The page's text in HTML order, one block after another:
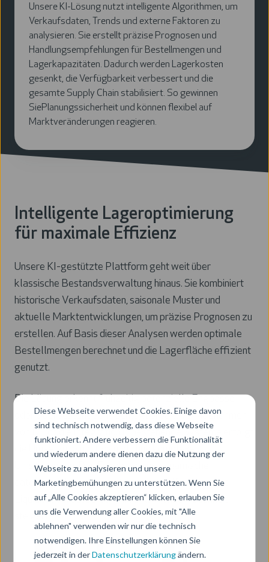
Diese Webseite verwendet Cookies. Einige davon
sind technisch notwendig, dass diese Webseite
funktioniert. Andere verbessern die Funktionalität
und wiederum andere dienen dazu die Nutzung der
Webseite zu analysieren und unsere
Marketingbemühungen zu unterstützen. Wenn Sie
auf „Alle Cookies akzeptieren“ klicken, erlauben Sie
uns die Verwendung aller Cookies, mit "Alle
ablehnen" verwenden wir nur die technisch
notwendigen. Ihre Einstellungen können Sie
jederzeit in derDatenschutzerklärungändern.
Unsere KI-Lösung nutzt intelligente Algorithmen, um
Verkaufsdaten, Trends und externe Faktoren zu
analysieren. Sie erstellt präzise Prognosen und
Handlungsempfehlungen für Bestellmengen und
Lagerkapazitäten. Dadurch werden Lagerkosten
gesenkt, die Verfügbarkeit verbessert und die
gesamte Supply Chain stabilisiert. So gewinnen
SiePlanungssicherheit und können flexibel auf
Marktveränderungen reagieren.
Intelligente Lageroptimierung
für maximale Effizienz
Unsere KI-gestützte Plattform geht weit über
klassische Bestandsverwaltung hinaus. Sie kombiniert
historische Verkaufsdaten, saisonale Muster und
aktuelle Marktentwicklungen, um präzise Prognosen zu
erstellen. Auf Basis dieser Analysen werden optimale
Bestellmengen berechnet und die Lagerfläche effizient
genutzt.
Die Lösung erkennt frühzeitig potenzielle Engpässe
oder Überbestände und schlägt proaktive Maßnahmen
vor. Durch die Integration in bestehende Systeme erfolgt
die Umsetzung nahtlos und ohne komplexe
Umstellungen. Das Ergebnis: eine dynamische,
datengetriebene Lagerstrategie, die Kosten senkt,
Liquidität verbessert und Ihre Kundenzufriedenheit
steigert.